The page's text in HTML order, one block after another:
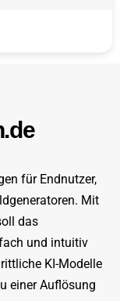
für Endnutzer,
Mit
das
und intuitiv
KI-Modelle
einer Auflösung